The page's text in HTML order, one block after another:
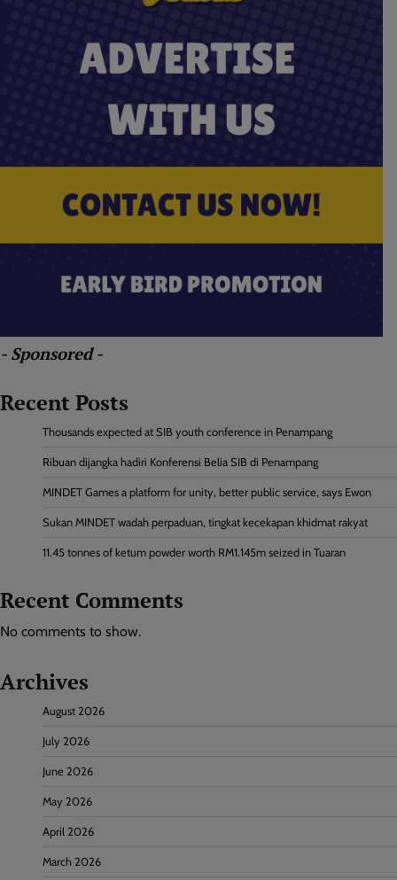
- Sponsored -
Recent Posts
Thousands expected at SIB youth conference in Penampang
Ribuan dijangka hadiri Konferensi Belia SIB di Penampang
MINDET Games a platform for unity, better public service, says Ewon
Sukan MINDET wadah perpaduan, tingkat kecekapan khidmat rakyat
11.45 tonnes of ketum powder worth RM1.145m seized in Tuaran
Recent Comments
No comments to show.
Archives
August 2026
July 2026
June 2026
May 2026
April 2026
March 2026